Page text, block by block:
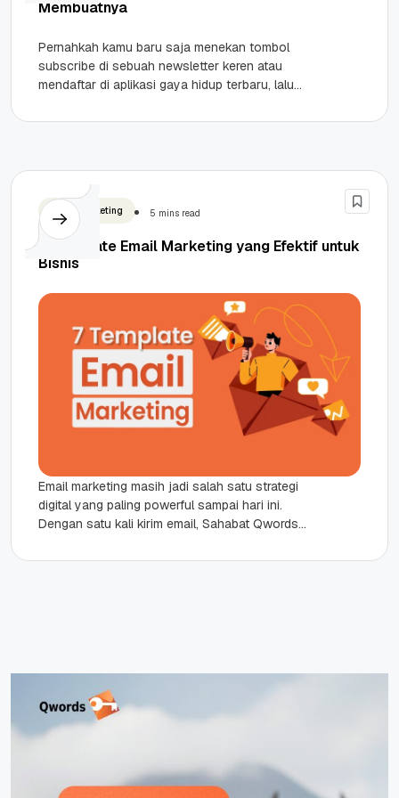
Membuatnya
Pernahkah kamu baru saja menekan tombol
subscribe di sebuah newsletter keren atau
mendaftar di aplikasi gaya hidup terbaru, lalu
Email Marketing 5 mins read
7 Template Email Marketing yang Efektif untuk
Bisnis
Email marketing masih jadi salah satu strategi
digital yang paling powerful sampai hari ini.
Dengan satu kali kirim email, Sahabat Qwords